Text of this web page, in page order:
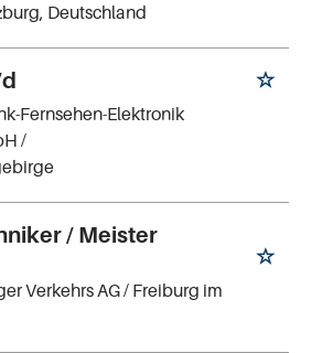
Deutschland
Fernsehen-Elektronik
/
/ Meister
Verkehrs AG/ Freiburg im